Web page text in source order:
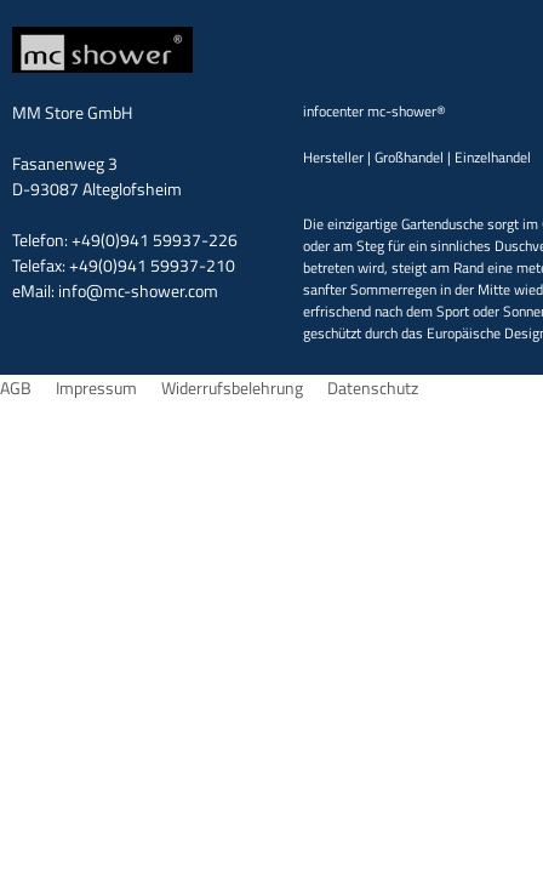
MM Store GmbH
Fasanenweg 3
D-93087 Alteglofsheim
Telefon: +49(0)941 59937-226
Telefax: +49(0)941 59937-210
eMail: info@mc-shower.com
infocenter mc-shower®
Hersteller | Großhandel | Einzelhandel
Die einzigartige Gartendusche sorgt
oder am Steg für ein sinnliches
betreten wird, steigt am Rand eine
sanfter Sommerregen in der Mitte
erfrischend nach dem Sport oder
geschützt durch das Europäische
AGB Impressum Widerrufsbelehrung Datenschutz